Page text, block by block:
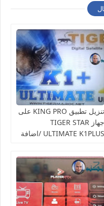
تنزيل تطبيق KING PRO على
جهاز TIGER STAR
ULTIMATE K1PLUS /اضافة
الاندرويد